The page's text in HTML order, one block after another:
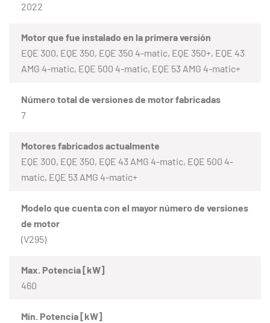
2022
Motor que fue instalado en la primera versión
EQE 300, EQE 350, EQE 350 4-matic, EQE 350+, EQE 43
AMG 4-matic, EQE 500 4-matic, EQE 53 AMG 4-matic+
Número total de versiones de motor fabricadas
7
Motores fabricados actualmente
EQE 300, EQE 350, EQE 43 AMG 4-matic, EQE 500 4-
matic, EQE 53 AMG 4-matic+
Modelo que cuenta con el mayor número de versiones
de motor
(V295)
Max. Potencia [kW]
460
Mín. Potencia [kW]